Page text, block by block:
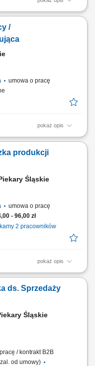
hurtowe dla
Podnosić i przenosić
i przygotowywać je do
/
umowa o pracę
pokaż opis
klientów poprzez
Transport
produkcji
Śląskie
umowa o pracę
- 96,00 zł
2 pracowników
pokaż opis
produktów
Kontrola jakości
Dbanie o czystość i
ds. Sprzedaży
Śląskie
/ kontrakt B2B
od umowy)